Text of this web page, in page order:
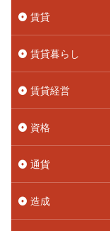
賃貸
賃貸暮らし
賃貸経営
資格
通貨
造成